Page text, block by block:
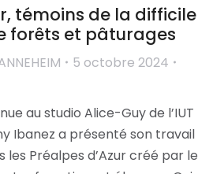
témoins de la difficile
forêts et pâturages
5 octobre 2024
au studio Alice-Guy de l’IUT
Ibanez a présenté son travail
Préalpes d’Azur créé par le